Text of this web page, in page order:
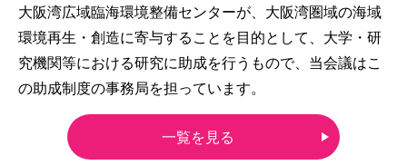
大阪湾広域臨海環境整備センターが、大阪湾圏域の海域
環境再生・創造に寄与することを目的として、大学・研
究機関等における研究に助成を行うもので、当会議はこ
の助成制度の事務局を担っています。
一覧を見る